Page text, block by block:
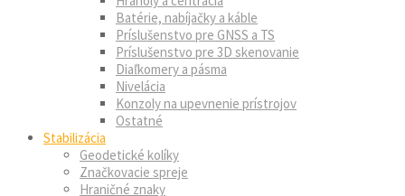
Batérie, nabíjačky a káble
Príslušenstvo pre GNSS a TS
Príslušenstvo pre 3D skenovanie
Diaľkomery a pásma
Nivelácia
Konzoly na upevnenie prístrojov
Ostatné
Stabilizácia
Geodetické kolíky
Značkovacie spreje
Hraničné znaky